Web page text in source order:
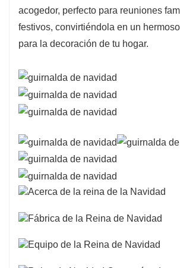
acogedor, perfecto para reuniones
festivos, convirtiéndola en un
para la decoración de tu hogar.